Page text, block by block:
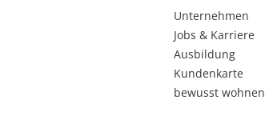
Unternehmen
Jobs & Karriere
Ausbildung
Kundenkarte
bewusst wohnen